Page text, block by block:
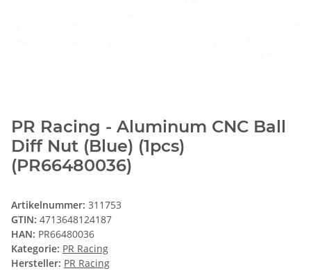
PR Racing - Aluminum CNC Ball
Diff Nut (Blue) (1pcs)
(PR66480036)
Artikelnummer: 311753
GTIN: 4713648124187
HAN: PR66480036
Kategorie: PR Racing
Hersteller: PR Racing